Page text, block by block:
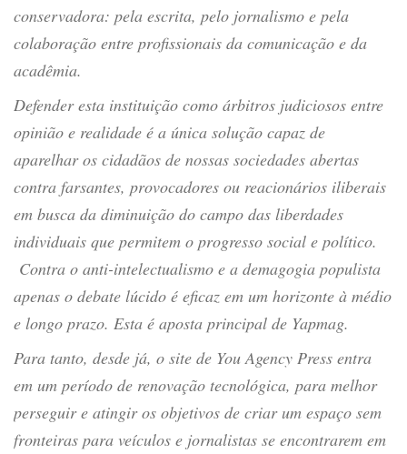
conservadora: pela escrita, pelo jornalismo e pela
colaboração entre profissionais da comunicação e da
acadêmia.
Defender esta instituição como árbitros judiciosos entre
opinião e realidade é a única solução capaz de
aparelhar os cidadãos de nossas sociedades abertas
contra farsantes, provocadores ou reacionários iliberais
em busca da diminuição do campo das liberdades
individuais que permitem o progresso social e político.
Contra o anti-intelectualismo e a demagogia populista
apenas o debate lúcido é eficaz em um horizonte à médio
e longo prazo. Esta é aposta principal de Yapmag.
Para tanto, desde já, o site de You Agency Press entra
em um período de renovação tecnológica, para melhor
perseguir e atingir os objetivos de criar um espaço sem
fronteiras para veículos e jornalistas se encontrarem em